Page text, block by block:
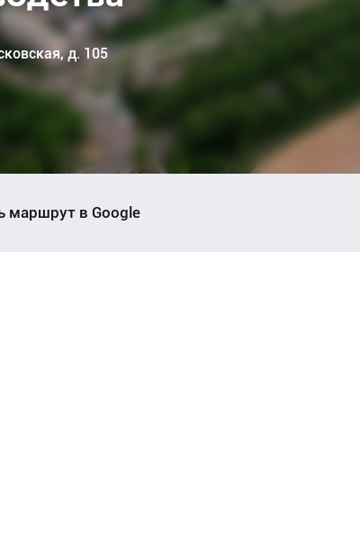
д. 105
д. 105
д. 105
маршрут в Google